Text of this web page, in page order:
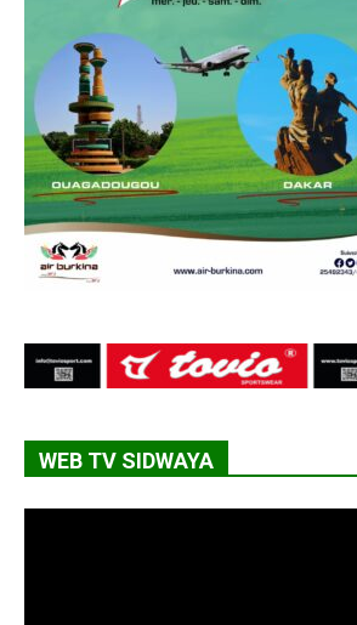
WEB TV SIDWAYA